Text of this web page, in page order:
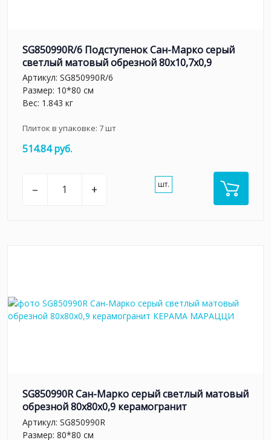
SG850990R/6 Подступенок Сан-Марко серый
светлый матовый обрезной 80x10,7x0,9
Артикул: SG850990R/6
Размер: 10*80 см
Вес: 1.843 кг
Плиток в упаковке: 7шт
514.84 руб.
– + шт.
SG850990R Сан-Марко серый светлый матовый
обрезной 80x80x0,9 керамогранит
Артикул: SG850990R
Размер: 80*80 см